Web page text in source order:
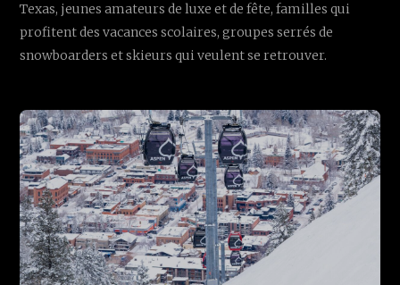
Texas, jeunes amateurs de luxe et de fête, familles qui
profitent des vacances scolaires, groupes serrés de
snowboarders et skieurs qui veulent se retrouver.